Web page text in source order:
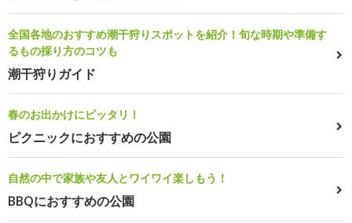
全国各地のおすすめ潮干狩りスポットを紹介！旬な時期や準備す
るもの採り方のコツも
潮干狩りガイド
春のお出かけにピッタリ！
ピクニックにおすすめの公園
自然の中で家族や友人とワイワイ楽しもう！
BBQにおすすめの公園